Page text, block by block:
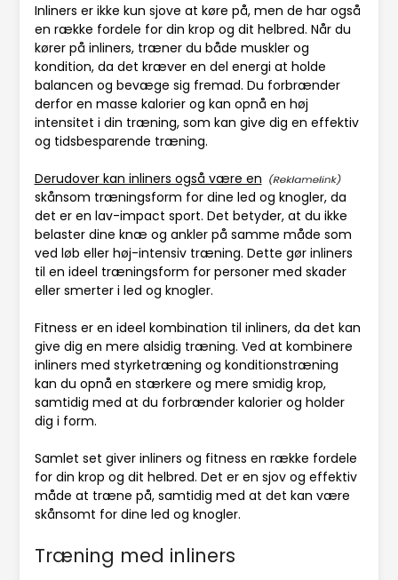
Inliners er ikke kun sjove at køre på, men de har også
en række fordele for din krop og dit helbred. Når du
kører på inliners, træner du både muskler og
kondition, da det kræver en del energi at holde
balancen og bevæge sig fremad. Du forbrænder
derfor en masse kalorier og kan opnå en høj
intensitet i din træning, som kan give dig en effektiv
og tidsbesparende træning.
Derudover kan inliners også være en
skånsom træningsform for dine led og knogler, da
det er en lav-impact sport. Det betyder, at du ikke
belaster dine knæ og ankler på samme måde som
ved løb eller høj-intensiv træning. Dette gør inliners
til en ideel træningsform for personer med skader
eller smerter i led og knogler.
Fitness er en ideel kombination til inliners, da det kan
give dig en mere alsidig træning. Ved at kombinere
inliners med styrketræning og konditionstræning
kan du opnå en stærkere og mere smidig krop,
samtidig med at du forbrænder kalorier og holder
dig i form.
Samlet set giver inliners og fitness en række fordele
for din krop og dit helbred. Det er en sjov og effektiv
måde at træne på, samtidig med at det kan være
skånsomt for dine led og knogler.
Træning med inliners